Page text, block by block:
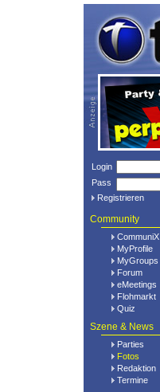
Login
Pass
Registrieren
Community
CommuniX
MyProfile
MyGroups
Forum
eMeetings
Flohmarkt
Quiz
Szene & News
Parties
Fotos
Redaktion
Termine